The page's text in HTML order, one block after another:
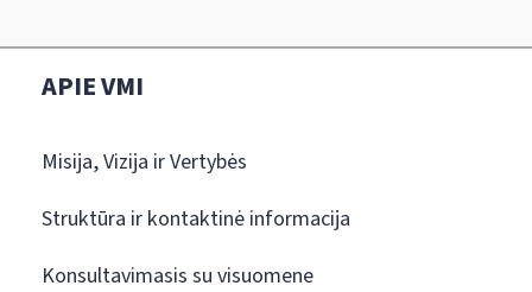
APIE VMI
Misija, Vizija ir Vertybės
Struktūra ir kontaktinė informacija
Konsultavimasis su visuomene